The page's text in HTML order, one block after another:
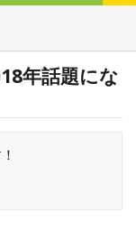
年話題にな